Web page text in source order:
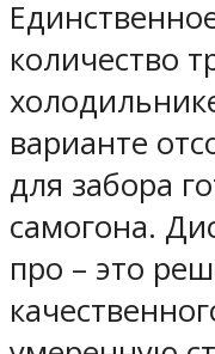
количество
варианте
для забора
самогона.
про – это